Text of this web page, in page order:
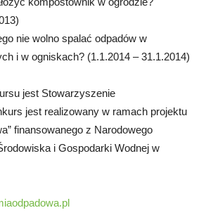
nie wolno spalać odpadów w
i w ogniskach? (1.1.2014 – 31.1.2014)
jest Stowarzyszenie
jest realizowany w ramach projektu
finansowanego z Narodowego
i Gospodarki Wodnej w